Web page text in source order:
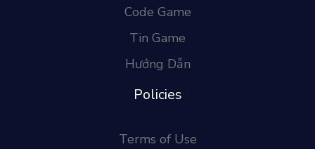
Code Game
Tin Game
Hướng Dẫn
Policies
Terms of Use